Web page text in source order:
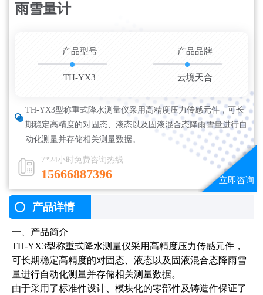
雨雪量计
产品型号
TH-YX3
产品品牌
云境天合
TH-YX3型称重式降水测量仪采用高精度压力传感元件，可长
期稳定高精度的对固态、液态以及固液混合态降雨雪量进行自
动化测量并存储相关测量数据。
7*24小时免费咨询热线
15666887396
产品详情
一、产品简介
TH-YX3型称重式降水测量仪采用高精度压力传感元件，
可长期稳定高精度的对固态、液态以及固液混合态降雨雪
量进行自动化测量并存储相关测量数据。
由于采用了标准件设计、模块化的零部件及铸造件保证了